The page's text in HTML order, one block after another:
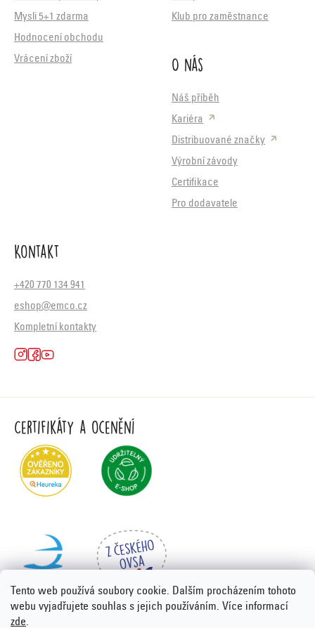
Tento web používá soubory cookie. Dalším procházením tohoto
webu vyjadřujete souhlas s jejich používáním. Více informací
zde.
Mysli 5+1 zdarma
Hodnocení obchodu
Vrácení zboží
Klub pro zaměstnance
O nás
Náš příběh
Kariéra
Distribuované značky
Výrobní závody
Certifikace
Pro dodavatele
Kontakt
+420 770 134 941
eshop@emco.cz
Kompletní kontakty
Certifikáty a ocenění